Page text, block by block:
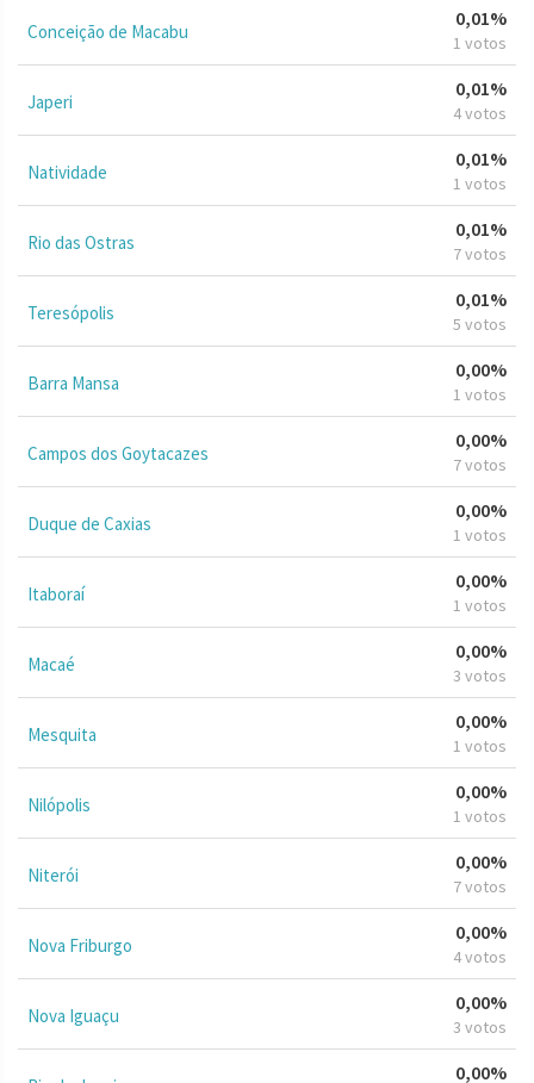
Conceição de Macabu
0,01%
1 votos
Japeri
0,01%
4 votos
Natividade
0,01%
1 votos
Rio das Ostras
0,01%
7 votos
Teresópolis
0,01%
5 votos
Barra Mansa
0,00%
1 votos
Campos dos Goytacazes
0,00%
7 votos
Duque de Caxias
0,00%
1 votos
Itaboraí
0,00%
1 votos
Macaé
0,00%
3 votos
Mesquita
0,00%
1 votos
Nilópolis
0,00%
1 votos
Niterói
0,00%
7 votos
Nova Friburgo
0,00%
4 votos
Nova Iguaçu
0,00%
3 votos
0,00%